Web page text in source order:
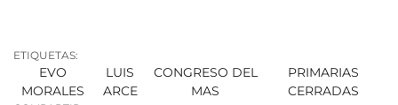
ETIQUETAS:
EVO
MORALES
LUIS
ARCE
CONGRESO DEL
MAS
PRIMARIAS
CERRADAS